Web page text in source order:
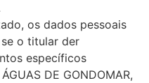
os dados pessoais
o titular der
específicos
DE GONDOMAR,